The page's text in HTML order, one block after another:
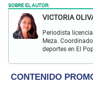
SOBRE EL AUTOR:
VICTORIA
Periodista
Meza.
deportes en El